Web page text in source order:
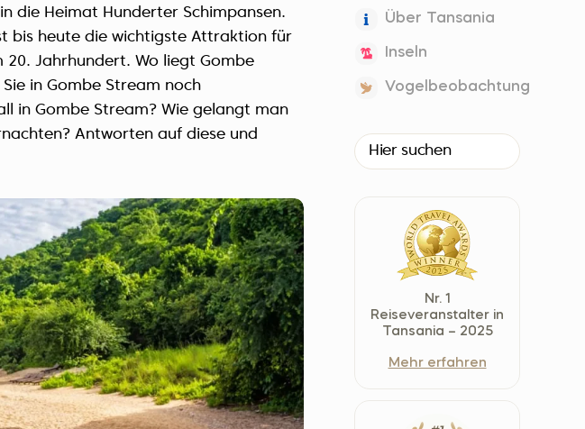
Brazil (Português)
Asia
Japan (Japanese)
Europe
Croatia (Hrvatski)
Deutschland (Deutsch)
Italy (Italiano)
Latvia (Latviešu)
Nederland (Nederlands)
North Macedonia (Македонски)
Norway (Norsk)
Poland (Polski)
Россия (Русский)
España (Español)
die Heimat Hunderter Schimpansen.
bis heute die wichtigste Attraktion für
20. Jahrhundert. Wo liegt Gombe
in Gombe Stream noch
in Gombe Stream? Wie gelangt man
Antworten auf diese und
Über Tansania
Inseln
Vogelbeobachtung
Nr. 1
Reiseveranstalter in
Tansania – 2025
Mehr erfahren